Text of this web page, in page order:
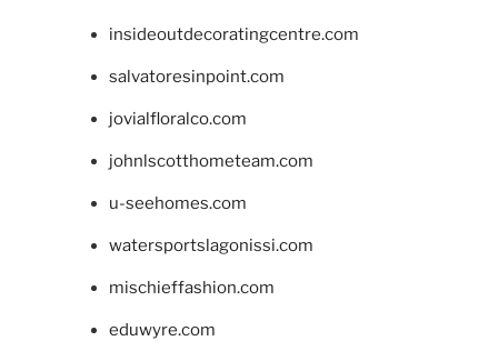
insideoutdecoratingcentre.com
salvatoresinpoint.com
jovialfloralco.com
johnlscotthometeam.com
u-seehomes.com
watersportslagonissi.com
mischieffashion.com
eduwyre.com